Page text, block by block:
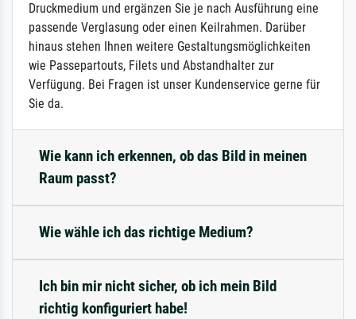
Druckmedium und ergänzen Sie je nach Ausführung eine
passende Verglasung oder einen Keilrahmen. Darüber
hinaus stehen Ihnen weitere Gestaltungsmöglichkeiten
wie Passepartouts, Filets und Abstandhalter zur
Verfügung. Bei Fragen ist unser Kundenservice gerne für
Sie da.
Wie kann ich erkennen, ob das Bild in meinen
Raum passt?
Wie wähle ich das richtige Medium?
Ich bin mir nicht sicher, ob ich mein Bild
richtig konfiguriert habe!